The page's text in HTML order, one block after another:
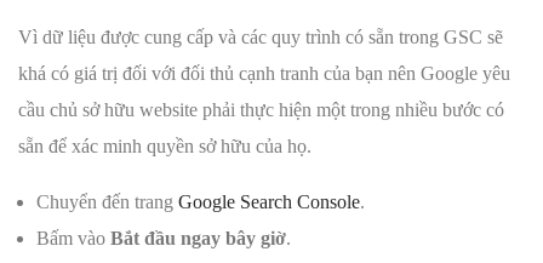
Vì dữ liệu được cung cấp và các quy trình có sẵn trong GSC sẽ
khá có giá trị đối với đối thủ cạnh tranh của bạn nên Google yêu
cầu chủ sở hữu website phải thực hiện một trong nhiều bước có
sẵn để xác minh quyền sở hữu của họ.
Chuyển đến trang Google Search Console.
Bấm vào Bắt đầu ngay bây giờ.